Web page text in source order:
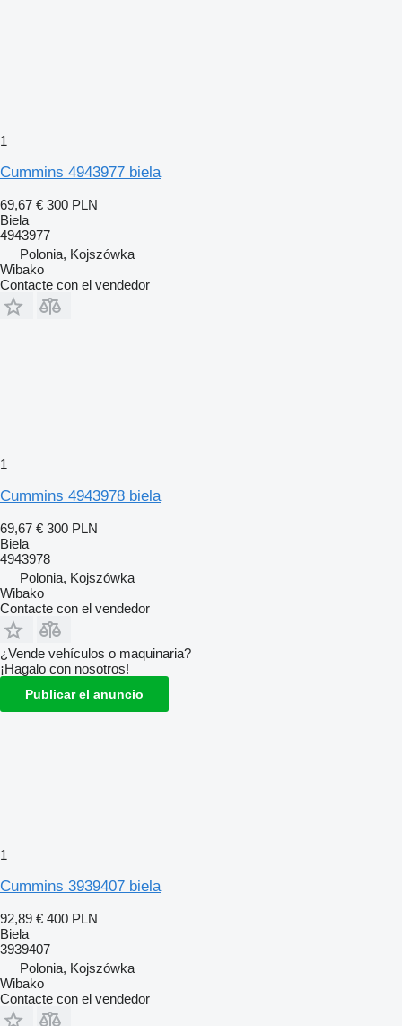
1
Cummins 4943977 biela
69,67 € 300 PLN
Biela
4943977
Polonia, Kojszówka
Wibako
Contacte con el vendedor
1
Cummins 4943978 biela
69,67 € 300 PLN
Biela
4943978
Polonia, Kojszówka
Wibako
Contacte con el vendedor
¿Vende vehículos o maquinaria?
¡Hagalo con nosotros!
Publicar el anuncio
1
Cummins 3939407 biela
92,89 € 400 PLN
Biela
3939407
Polonia, Kojszówka
Wibako
Contacte con el vendedor